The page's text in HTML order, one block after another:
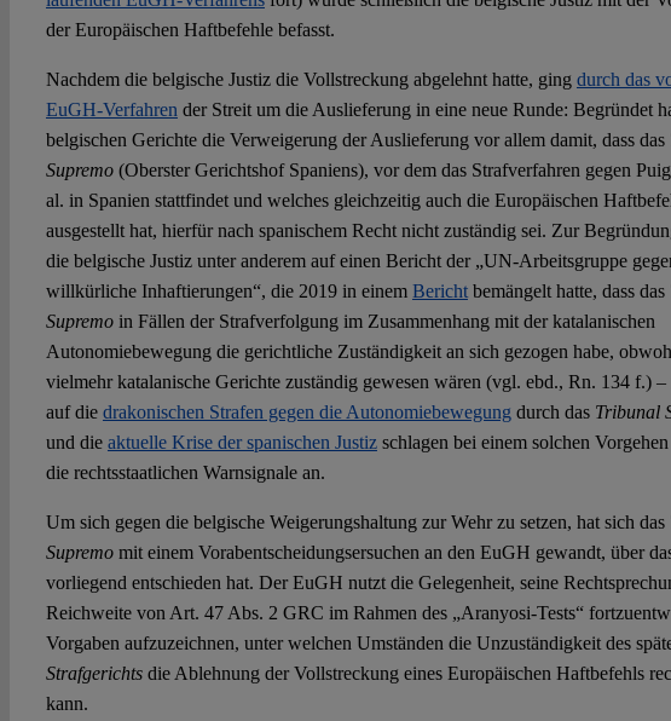
der Europäischen Haftbefehle befasst.
Nachdem die belgische Justiz die Vollstreckung abgelehnt hatte, ging durch das
EuGH-Verfahren der Streit um die Auslieferung in eine neue Runde: Begründet
belgischen Gerichte die Verweigerung der Auslieferung vor allem damit, dass das
Supremo(Oberster Gerichtshof Spaniens), vor dem das Strafverfahren gegen
al. in Spanien stattfindet und welches gleichzeitig auch die Europäischen
ausgestellt hat, hierfür nach spanischem Recht nicht zuständig sei. Zur
die belgische Justiz unter anderem auf einen Bericht der „UN-Arbeitsgruppe
willkürliche Inhaftierungen“, die 2019 in einem Berichtbemängelt hatte, dass das
Supremoin Fällen der Strafverfolgung im Zusammenhang mit der katalanischen
Autonomiebewegung die gerichtliche Zuständigkeit an sich gezogen habe,
vielmehr katalanische Gerichte zuständig gewesen wären (vgl. ebd., Rn. 134 f.)
auf die drakonischen Strafen gegen die Autonomiebewegung durch das Tribunal
und die aktuelle Krise der spanischen Justizschlagen bei einem solchen
die rechtsstaatlichen Warnsignale an.
Um sich gegen die belgische Weigerungshaltung zur Wehr zu setzen, hat sich das
Supremomit einem Vorabentscheidungsersuchen an den EuGH gewandt, über
vorliegend entschieden hat. Der EuGH nutzt die Gelegenheit, seine
Reichweite von Art. 47 Abs. 2 GRC im Rahmen des „Aranyosi-Tests“
Vorgaben aufzuzeichnen, unter welchen Umständen die Unzuständigkeit des
Strafgerichtsdie Ablehnung der Vollstreckung eines Europäischen Haftbefehls
kann.